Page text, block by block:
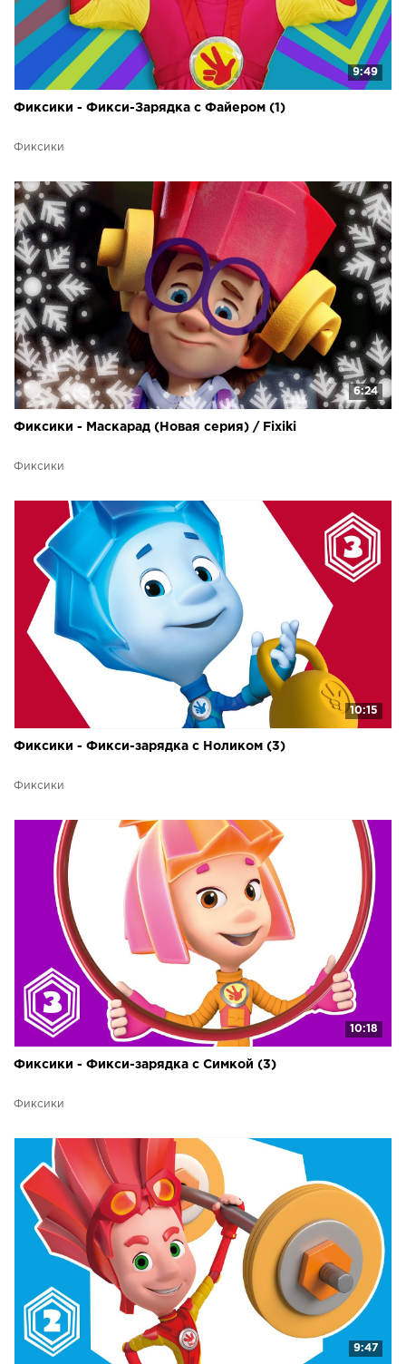
9:49
Фиксики - Фикси-Зарядка с Файером (1)
Фиксики
6:24
Фиксики - Маскарад (Новая серия) / Fixiki
Фиксики
10:15
Фиксики - Фикси-зарядка с Ноликом (3)
Фиксики
10:18
Фиксики - Фикси-зарядка с Симкой (3)
Фиксики
9:47